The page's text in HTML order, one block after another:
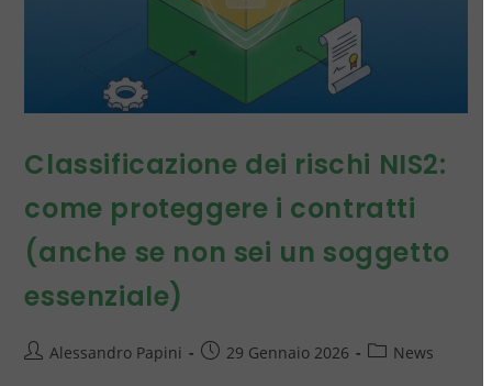
Classificazione dei rischi NIS2:
come proteggere i contratti
(anche se non sei un soggetto
essenziale)
Alessandro Papini 29 Gennaio 2026 News